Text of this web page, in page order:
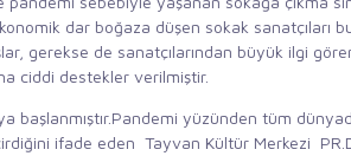
dar boğaza düşen sokak sanatçıları
gerekse de sanatçılarından büyük ilgi
ciddi destekler verilmiştir.
başlanmıştır.Pandemi yüzünden tüm
ifade eden Tayvan Kültür Merkezi